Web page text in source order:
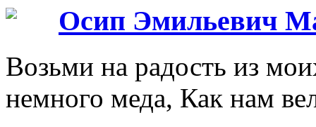
Осип Эмильевич
Возьми на радость из
немного меда, Как нам